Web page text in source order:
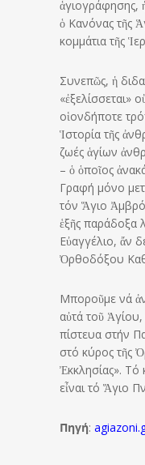
ἁγιογράφησης,
ὁ Κανόνας τῆς
κομμάτια τῆς
Συνεπῶς, ἡ
«ἐξελίσσεται»
οἱονδήποτε
Ἱστορία τῆς
ζωές ἁγίων
– ὁ ὁποῖος
Γραφή μόνο
τόν Ἅγιο
ἑξῆς παράδοξα
Εὐαγγέλιο, ἄν
Ὀρθοδόξου
Μποροῦμε νά
αὐτά τοῦ
πίστευα στήν
στό κύρος τῆς
Ἐκκλησίας». Τό
εἶναι τό Ἅγιο
Πηγή: